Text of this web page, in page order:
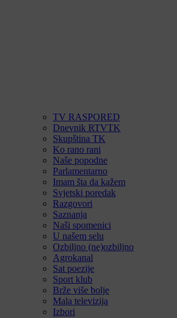
TV RASPORED
Dnevnik RTVTK
Skupština TK
Ko rano rani
Naše popodne
Parlamentarno
Imam šta da kažem
Svjetski poredak
Razgovori
Saznanja
Naši spomenici
U našem selu
Ozbiljno (ne)ozbiljno
Agrokanal
Sat poezije
Sport klub
Brže više bolje
Mala televizija
Izbori